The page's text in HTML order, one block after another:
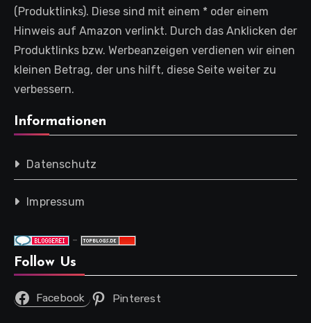
(Produktlinks). Diese sind mit einem * oder einem
Hinweis auf Amazon verlinkt. Durch das Anklicken der
Produktlinks bzw. Werbeanzeigen verdienen wir einen
kleinen Betrag, der uns hilft, diese Seite weiter zu
verbessern.
Informationen
Datenschutz
Impressum
-
Follow Us
Facebook Pinterest